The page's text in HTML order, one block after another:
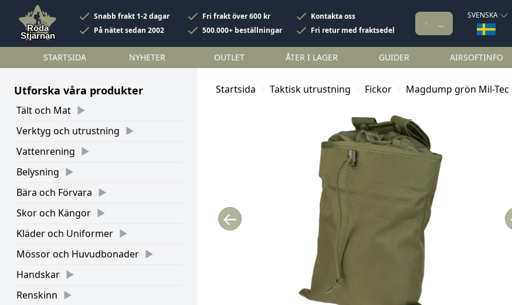
Snabb frakt 1-2 dagar Fri frakt över 600 kr
Kontakta oss
På nätet sedan 2002
500.000+ beställningar Fri retur med fraktsedel
SVENSKA
STARTSIDA NYHETER OUTLET ÅTER I LAGER GUIDER AIRSOFTINFO
Utforska våra produkter
Tält och Mat
Verktyg och utrustning
Vattenrening
Belysning
Bära och Förvara
Skor och Kängor
Kläder och Uniformer
Mössor och Huvudbonader
Handskar
Renskinn
Startsida Taktisk utrustning Fickor Magdump grön Mil-Tec
←